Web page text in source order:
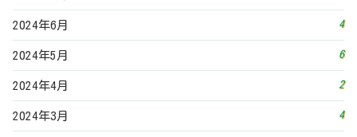
2024年6月 4
2024年5月 6
2024年4月 2
2024年3月 4